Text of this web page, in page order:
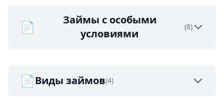
📄
Займы с особыми
условиями
(8)
📄Виды займов(4)